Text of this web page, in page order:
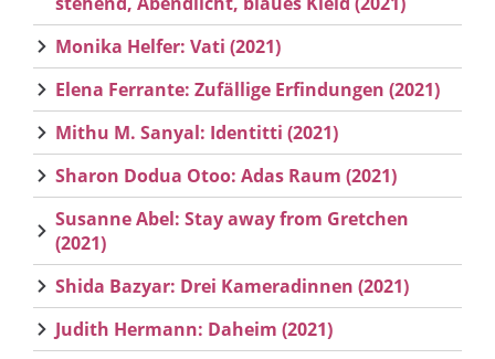
Monika Helfer: Vati (2021)
Elena Ferrante: Zufällige Erfindungen (2021)
Mithu M. Sanyal: Identitti (2021)
Sharon Dodua Otoo: Adas Raum (2021)
Susanne Abel: Stay away from Gretchen
(2021)
Shida Bazyar: Drei Kameradinnen (2021)
Judith Hermann: Daheim (2021)